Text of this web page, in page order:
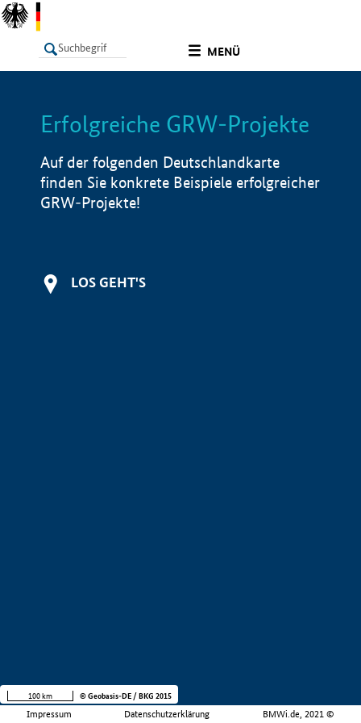
MENÜ
LISTE Info
Erfolgreiche GRW-Projekte
Auf der folgenden Deutschlandkarte
finden Sie konkrete Beispiele erfolgreicher
GRW-Projekte!
LOS GEHT'S
Impressum Datenschutzerklärung BMWi.de, 2021 ©
100 km © Geobasis-DE / BKG 2015